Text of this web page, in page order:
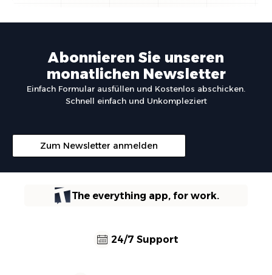
Abonnieren Sie unseren
monatlichen Newsletter
Einfach Formular ausfüllen und Kostenlos abschicken.
Schnell einfach und Unkompleziert
Zum Newsletter anmelden
The everything app, for work.
24/7 Support